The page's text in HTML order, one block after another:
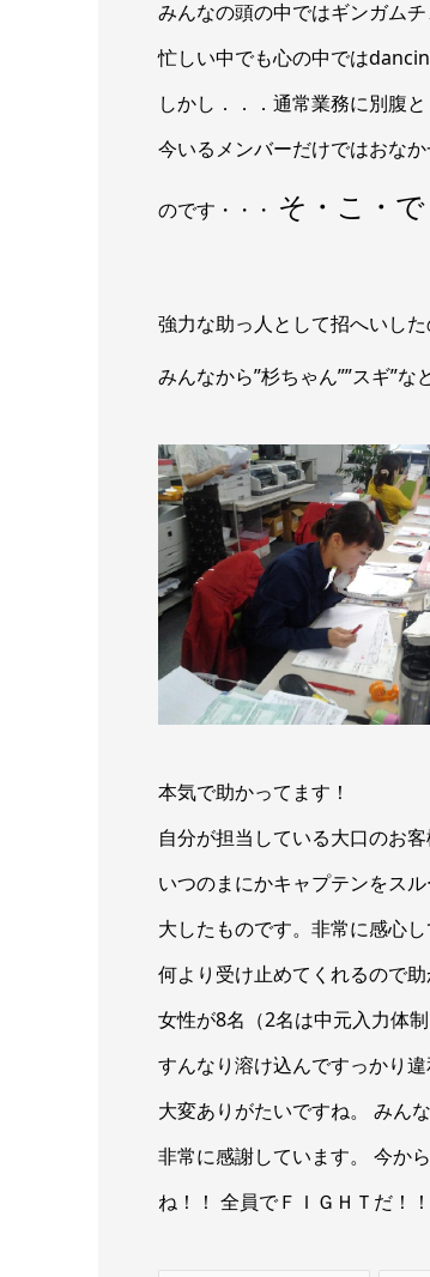
みんなの頭の中ではギンガム
忙しい中でも心の中では
しかし．．．通常業務に別腹と
今いるメンバーだけではおな
のです・・・ そ・こ・で
強力な助っ人として招へいした
みんなから”杉ちゃん””スギ”
本気で助かってます！
自分が担当している大口のお
いつのまにかキャプテンをス
大したものです。非常に感心し
何より受け止めてくれるので助
女性が8名（2名は中元入力体
すんなり溶け込んですっかり
大変ありがたいですね。 みん
非常に感謝しています。 今か
ね！！ 全員でＦＩＧＨＴだ！